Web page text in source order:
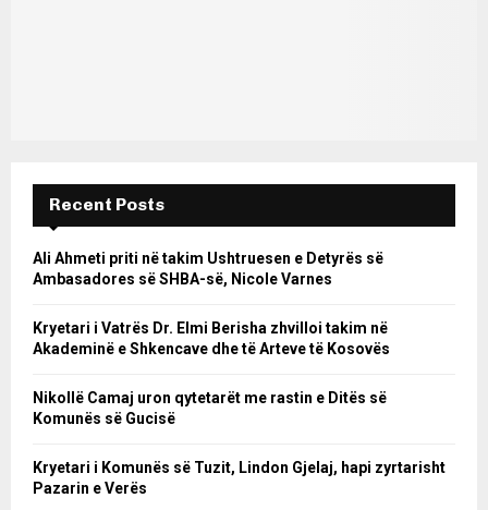
Recent Posts
Ali Ahmeti priti në takim Ushtruesen e Detyrës së
Ambasadores së SHBA-së, Nicole Varnes
Kryetari i Vatrës Dr. Elmi Berisha zhvilloi takim në
Akademinë e Shkencave dhe të Arteve të Kosovës
Nikollë Camaj uron qytetarët me rastin e Ditës së
Komunës së Gucisë
Kryetari i Komunës së Tuzit, Lindon Gjelaj, hapi zyrtarisht
Pazarin e Verës